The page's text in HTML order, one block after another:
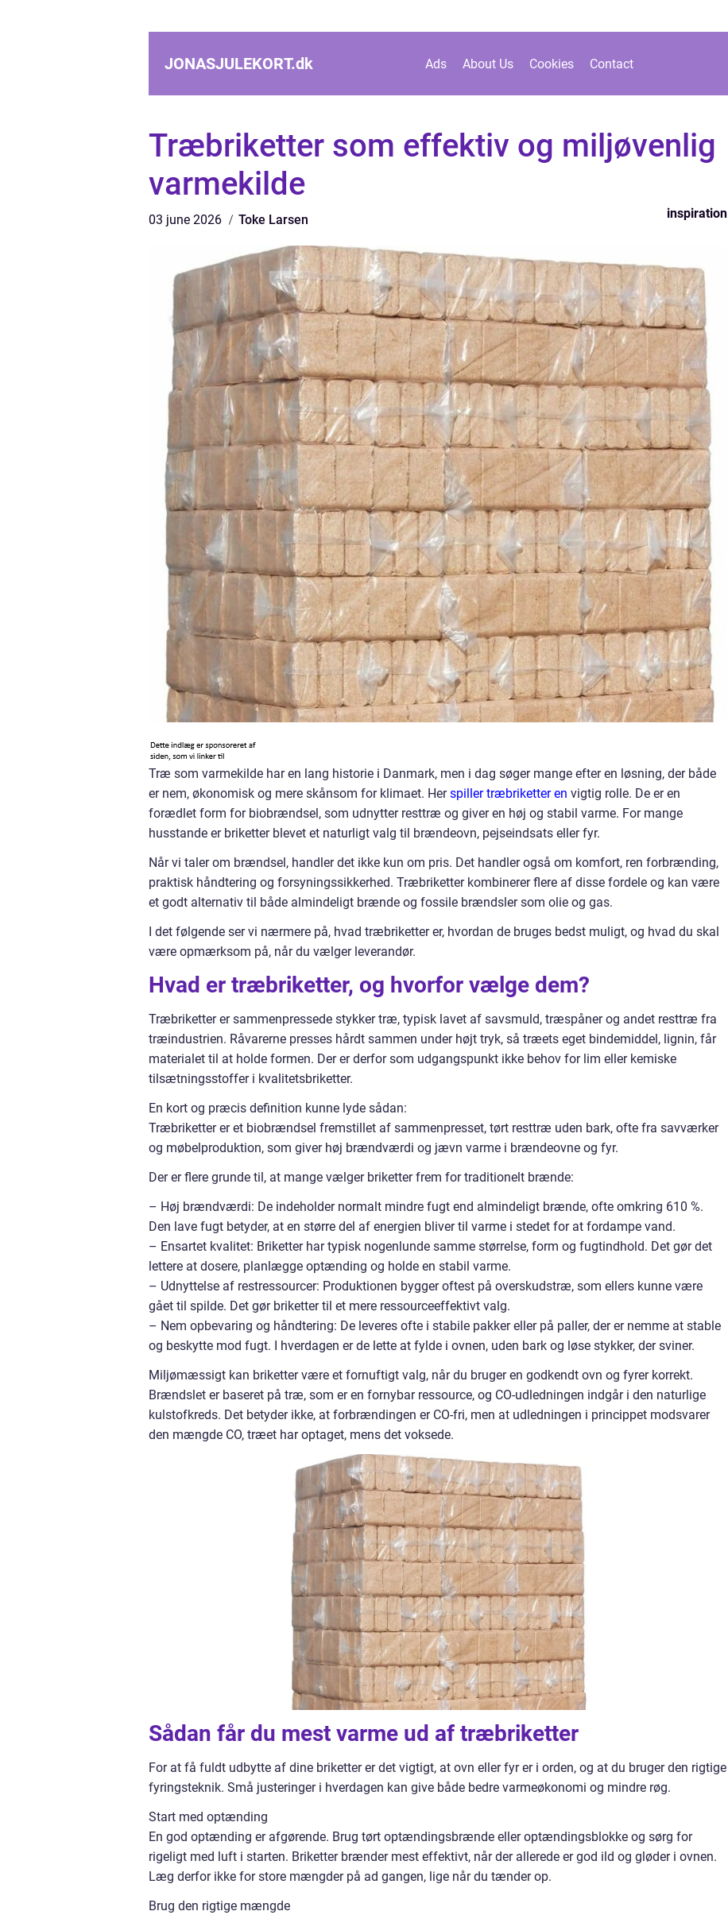
JONASJULEKORT.dk Ads About Us Cookies Contact
Træbriketter som effektiv og miljøvenlig
varmekilde
03 june 2026 Toke Larsen inspiration
Træ som varmekilde har en lang historie i Danmark, men i dag søger mange efter en løsning, der både
er nem, økonomisk og mere skånsom for klimaet. Herspiller træbriketter en vigtig rolle. De er en
forædlet form for biobrændsel, som udnytter resttræ og giver en høj og stabil varme. For mange
husstande er briketter blevet et naturligt valg til brændeovn, pejseindsats eller fyr.
Når vi taler om brændsel, handler det ikke kun om pris. Det handler også om komfort, ren forbrænding,
praktisk håndtering og forsyningssikkerhed. Træbriketter kombinerer flere af disse fordele og kan være
et godt alternativ til både almindeligt brænde og fossile brændsler som olie og gas.
I det følgende ser vi nærmere på, hvad træbriketter er, hvordan de bruges bedst muligt, og hvad du skal
være opmærksom på, når du vælger leverandør.
Hvad er træbriketter, og hvorfor vælge dem?
Træbriketter er sammenpressede stykker træ, typisk lavet af savsmuld, træspåner og andet resttræ fra
træindustrien. Råvarerne presses hårdt sammen under højt tryk, så træets eget bindemiddel, lignin, får
materialet til at holde formen. Der er derfor som udgangspunkt ikke behov for lim eller kemiske
tilsætningsstoffer i kvalitetsbriketter.
En kort og præcis definition kunne lyde sådan:
Træbriketter er et biobrændsel fremstillet af sammenpresset, tørt resttræ uden bark, ofte fra savværker
og møbelproduktion, som giver høj brændværdi og jævn varme i brændeovne og fyr.
Der er flere grunde til, at mange vælger briketter frem for traditionelt brænde:
– Høj brændværdi: De indeholder normalt mindre fugt end almindeligt brænde, ofte omkring 610 %.
Den lave fugt betyder, at en større del af energien bliver til varme i stedet for at fordampe vand.
– Ensartet kvalitet: Briketter har typisk nogenlunde samme størrelse, form og fugtindhold. Det gør det
lettere at dosere, planlægge optænding og holde en stabil varme.
– Udnyttelse af restressourcer: Produktionen bygger oftest på overskudstræ, som ellers kunne være
gået til spilde. Det gør briketter til et mere ressourceeffektivt valg.
– Nem opbevaring og håndtering: De leveres ofte i stabile pakker eller på paller, der er nemme at stable
og beskytte mod fugt. I hverdagen er de lette at fylde i ovnen, uden bark og løse stykker, der sviner.
Miljømæssigt kan briketter være et fornuftigt valg, når du bruger en godkendt ovn og fyrer korrekt.
Brændslet er baseret på træ, som er en fornybar ressource, og CO-udledningen indgår i den naturlige
kulstofkreds. Det betyder ikke, at forbrændingen er CO-fri, men at udledningen i princippet modsvarer
den mængde CO, træet har optaget, mens det voksede.
Sådan får du mest varme ud af træbriketter
For at få fuldt udbytte af dine briketter er det vigtigt, at ovn eller fyr er i orden, og at du bruger den rigtige
fyringsteknik. Små justeringer i hverdagen kan give både bedre varmeøkonomi og mindre røg.
Start med optænding
En god optænding er afgørende. Brug tørt optændingsbrænde eller optændingsblokke og sørg for
rigeligt med luft i starten. Briketter brænder mest effektivt, når der allerede er god ild og gløder i ovnen.
Læg derfor ikke for store mængder på ad gangen, lige når du tænder op.
Brug den rigtige mængde